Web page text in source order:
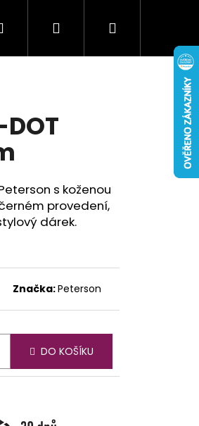
Hledat PřihlášeníNákupní
DOT
s koženou
provedení,
dárek.
Značka:Peterson
DO KOŠÍKU